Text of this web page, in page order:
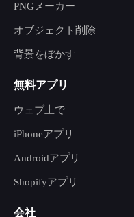
PNGメーカー
オブジェクト削除
背景をぼかす
無料アプリ
ウェブ上で
iPhoneアプリ
Androidアプリ
Shopifyアプリ
会社